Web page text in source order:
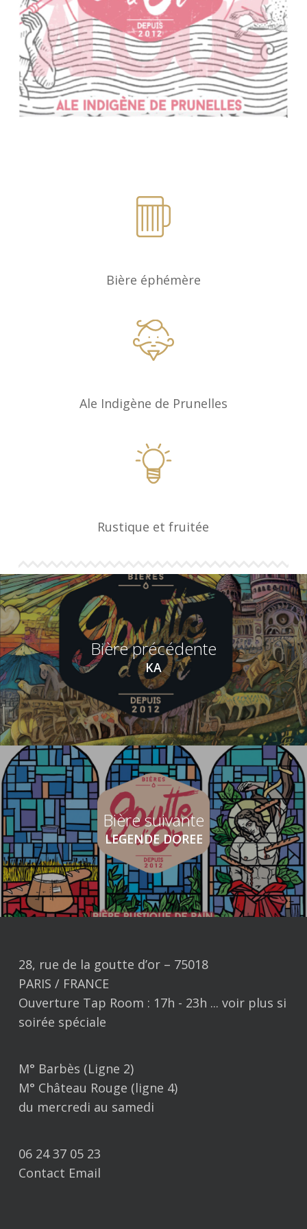
Bière éphémère
Ale Indigène de Prunelles
Rustique et fruitée
Bière précédente
KA
Bière suivante
LEGENDE DOREE
28, rue de la goutte d’or – 75018
PARIS / FRANCE
Ouverture Tap Room : 17h - 23h ... voir plus si
soirée spéciale
M° Barbès (Ligne 2)
M° Château Rouge (ligne 4)
du mercredi au samedi
06 24 37 05 23
Contact Email